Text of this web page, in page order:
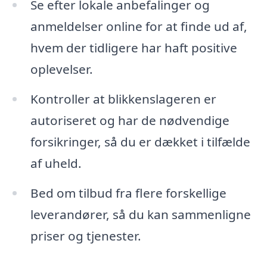
Se efter lokale anbefalinger og
anmeldelser online for at finde ud af,
hvem der tidligere har haft positive
oplevelser.
Kontroller at blikkenslageren er
autoriseret og har de nødvendige
forsikringer, så du er dækket i tilfælde
af uheld.
Bed om tilbud fra flere forskellige
leverandører, så du kan sammenligne
priser og tjenester.